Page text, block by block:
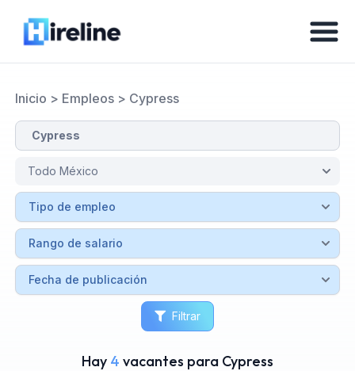
Inicio > Empleos> Cypress
Filtrar
Hay 4 vacantes para Cypress